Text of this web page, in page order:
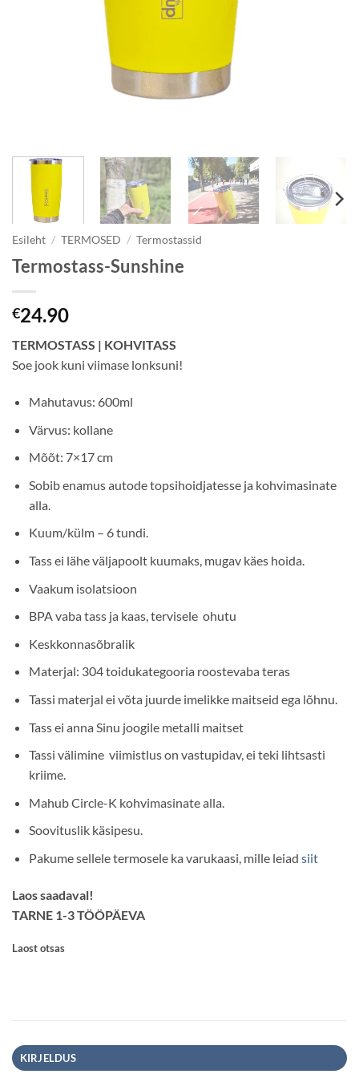
Esileht / TERMOSED / Termostassid
Termostass-Sunshine
€24.90
TERMOSTASS | KOHVITASS
Soe jook kuni viimase lonksuni!
Mahutavus: 600ml
Värvus: kollane
Mõõt: 7×17 cm
Sobib enamus autode topsihoidjatesse ja kohvimasinate
alla.
Kuum/külm – 6 tundi.
Tass ei lähe väljapoolt kuumaks, mugav käes hoida.
Vaakum isolatsioon
BPA vaba tass ja kaas, tervisele ohutu
Keskkonnasõbralik
Materjal: 304 toidukategooria roostevaba teras
Tassi materjal ei võta juurde imelikke maitseid ega lõhnu.
Tass ei anna Sinu joogile metalli maitset
Tassi välimine viimistlus on vastupidav, ei teki lihtsasti
kriime.
Mahub Circle-K kohvimasinate alla.
Soovituslik käsipesu.
Pakume sellele termosele ka varukaasi, mille leiad siit
Laos saadaval!
TARNE 1-3 TÖÖPÄEVA
Laost otsas
KIRJELDUS